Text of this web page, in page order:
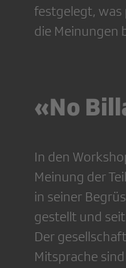
festgelegt, was
die Meinungen
«No
In den
Meinung der
in seiner
gestellt und
Der
Mitsprache